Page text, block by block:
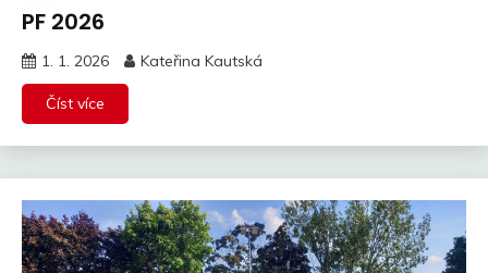
PF 2026
1. 1. 2026 Kateřina Kautská
Číst více